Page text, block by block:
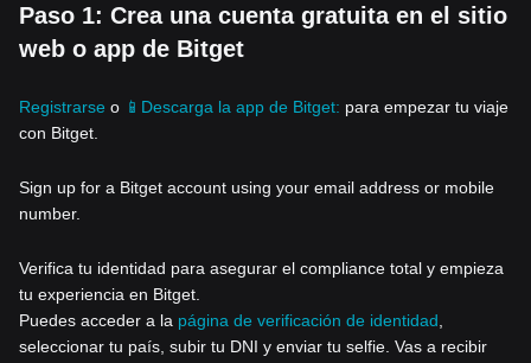
Paso 1: Crea una cuenta gratuita en el sitio
web o app de Bitget
Registrarse o 📱Descarga la app de Bitget: para empezar tu viaje
con Bitget.
Sign up for a Bitget account using your email address or mobile
number.
Verifica tu identidad para asegurar el compliance total y empieza
tu experiencia en Bitget.
Puedes acceder a la página de verificación de identidad
seleccionar tu país, subir tu DNI y enviar tu selfie. Vas a recibir